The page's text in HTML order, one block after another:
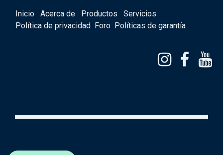
Inicio Acerca de Productos
Servicios
Política de privacidad
Foro Políticas de garantía